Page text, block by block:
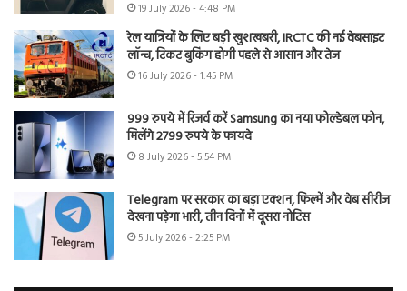
19 July 2026 - 4:48 PM
रेल यात्रियों के लिए बड़ी खुशखबरी, IRCTC की नई वेबसाइट
लॉन्च, टिकट बुकिंग होगी पहले से आसान और तेज
16 July 2026 - 1:45 PM
999 रुपये में रिजर्व करें Samsung का नया फोल्डेबल फोन,
मिलेंगे 2799 रुपये के फायदे
8 July 2026 - 5:54 PM
Telegram पर सरकार का बड़ा एक्शन, फिल्में और वेब सीरीज
देखना पड़ेगा भारी, तीन दिनों में दूसरा नोटिस
5 July 2026 - 2:25 PM